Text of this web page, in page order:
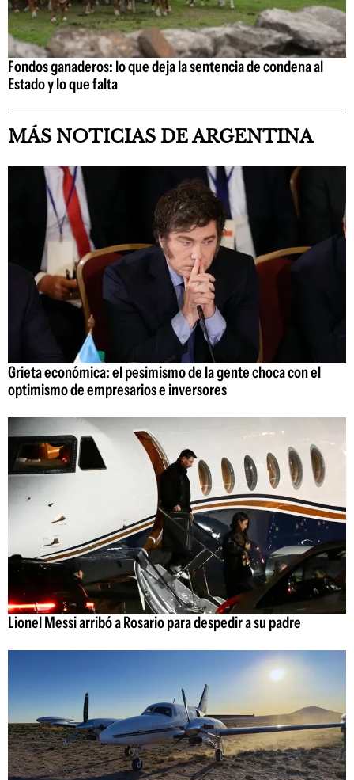
Fondos ganaderos: lo que deja la sentencia de condena al
Estado y lo que falta
MÁS NOTICIAS DE ARGENTINA
Grieta económica: el pesimismo de la gente choca con el
optimismo de empresarios e inversores
Lionel Messi arribó a Rosario para despedir a su padre